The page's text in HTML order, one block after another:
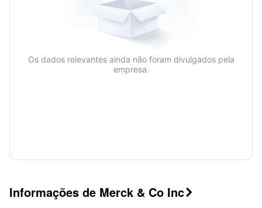
Os dados relevantes ainda não foram divulgados pela
empresa.
Informações de Merck & Co Inc